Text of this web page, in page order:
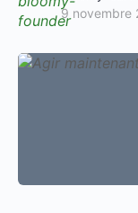
9 novembre